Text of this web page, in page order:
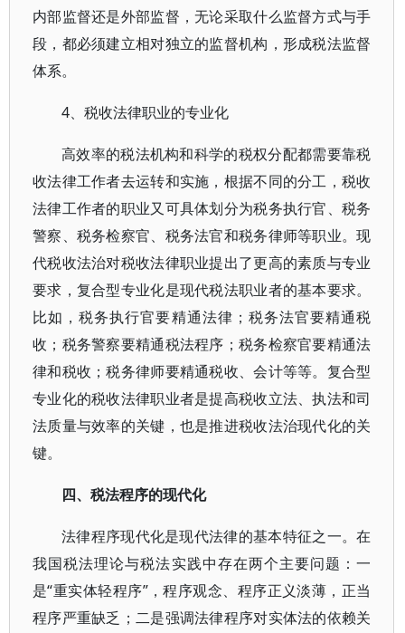
内部监督还是外部监督，无论采取什么监督方式与手
段，都必须建立相对独立的监督机构，形成税法监督
体系。
4、税收法律职业的专业化
高效率的税法机构和科学的税权分配都需要靠税
收法律工作者去运转和实施，根据不同的分工，税收
法律工作者的职业又可具体划分为税务执行官、税务
警察、税务检察官、税务法官和税务律师等职业。现
代税收法治对税收法律职业提出了更高的素质与专业
要求，复合型专业化是现代税法职业者的基本要求。
比如，税务执行官要精通法律；税务法官要精通税
收；税务警察要精通税法程序；税务检察官要精通法
律和税收；税务律师要精通税收、会计等等。复合型
专业化的税收法律职业者是提高税收立法、执法和司
法质量与效率的关键，也是推进税收法治现代化的关
键。
四、税法程序的现代化
法律程序现代化是现代法律的基本特征之一。在
我国税法理论与税法实践中存在两个主要问题：一
是“重实体轻程序”，程序观念、程序正义淡薄，正当
程序严重缺乏；二是强调法律程序对实体法的依赖关